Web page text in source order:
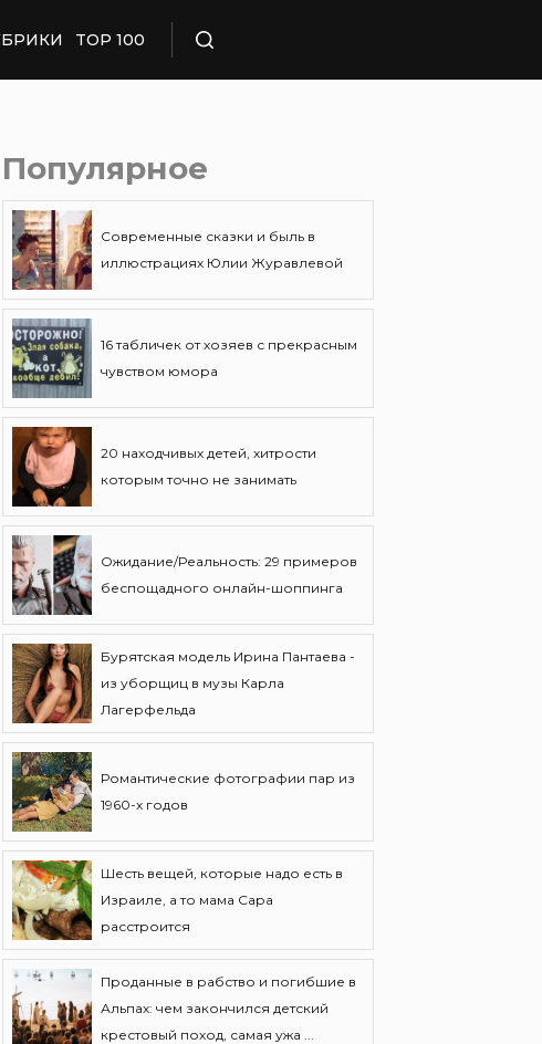
TOP 100
Популярное
Современные сказки и быль в
иллюстрациях Юлии Журавлевой
16 табличек от хозяев с прекрасным
чувством юмора
20 находчивых детей, хитрости
которым точно не занимать
Ожидание/Реальность: 29 примеров
беспощадного онлайн-шоппинга
Бурятская модель Ирина Пантаева -
из уборщиц в музы Карла
Лагерфельда
Романтические фотографии пар из
1960-х годов
Шесть вещей, которые надо есть в
Израиле, а то мама Сара
расстроится
Проданные в рабство и погибшие в
Альпах: чем закончился детский
крестовый поход, самая ужа ...